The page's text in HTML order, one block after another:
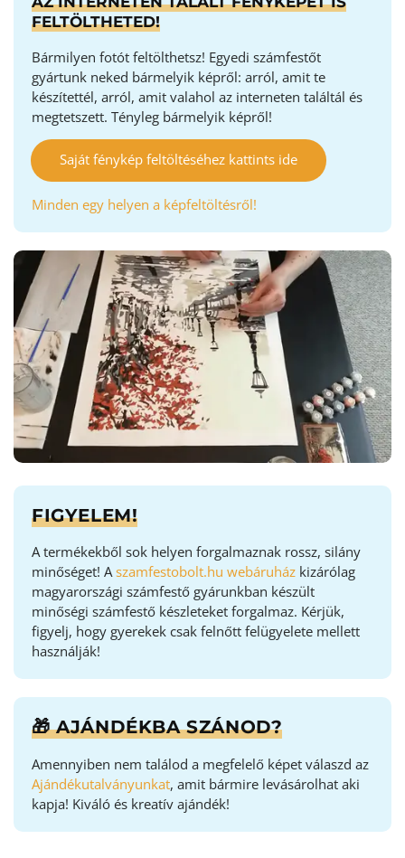
FELTÖLTHETED!
Bármilyen fotót feltölthetsz! Egyedi számfestőt
gyártunk neked bármelyik képről: arról, amit te
készítettél, arról, amit valahol az interneten találtál és
megtetszett. Tényleg bármelyik képről!
Saját fénykép feltöltéséhez kattints ide
Minden egy helyen a képfeltöltésről!
FIGYELEM!
A termékekből sok helyen forgalmaznak rossz, silány
minőséget! Aszamfestobolt.hu webáruház kizárólag
magyarországi számfestő gyárunkban készült
minőségi számfestő készleteket forgalmaz. Kérjük,
figyelj, hogy gyerekek csak felnőtt felügyelete mellett
használják!
🎁 AJÁNDÉKBA SZÁNOD?
Amennyiben nem találod a megfelelő képet válaszd az
Ajándékutalványunkat, amit bármire levásárolhat aki
kapja! Kiváló és kreatív ajándék!